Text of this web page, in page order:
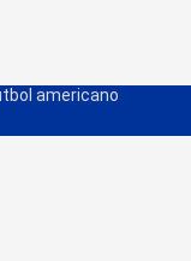
americano